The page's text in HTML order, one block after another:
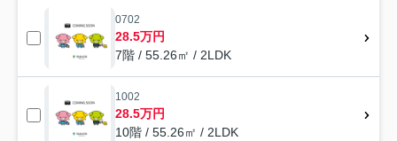
0702
28.5万円
7階 / 55.26㎡ / 2LDK
1002
28.5万円
10階 / 55.26㎡ / 2LDK